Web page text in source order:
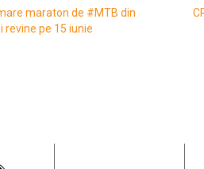
maraton de #MTB din
revine pe 15 iunie